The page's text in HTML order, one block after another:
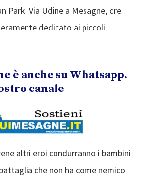
Park Via Udine a Mesagne, ore
dedicato ai piccoli
è anche su Whatsapp.
canale
altri eroi condurranno i bambini
che non ha come nemico